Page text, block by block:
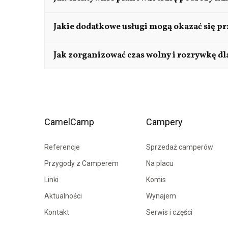
Warto starannie zaplanować trasę,
Jakie dodatkowe usługi mogą okazać się
Przed wyruszeniem w trasę warto skontrolować
Jak zorganizować czas wolny i rozrywkę
CamelCamp
Referencje
Przygody z Camperem
Linki
Aktualności
Kontakt
Campery
Sprzedaż camperów
Na placu
Komis
Wynajem
Serwis i części